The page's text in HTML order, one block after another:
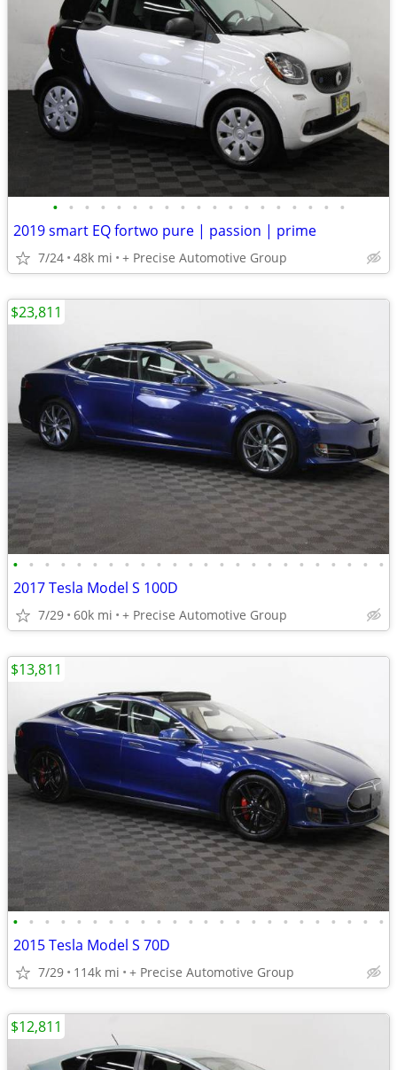
• • • • • • • • • • • • • • • • • • •
2019 smart EQ fortwo pure | passion | prime
7/24 48k mi + Precise Automotive Group
• • • • • • • • • • • • • • • • • • • • • • • •
2017 Tesla Model S 100D
7/29 60k mi + Precise Automotive Group
$23,811
• • • • • • • • • • • • • • • • • • • • • • • •
2015 Tesla Model S 70D
7/29 114k mi + Precise Automotive Group
$13,811
$12,811